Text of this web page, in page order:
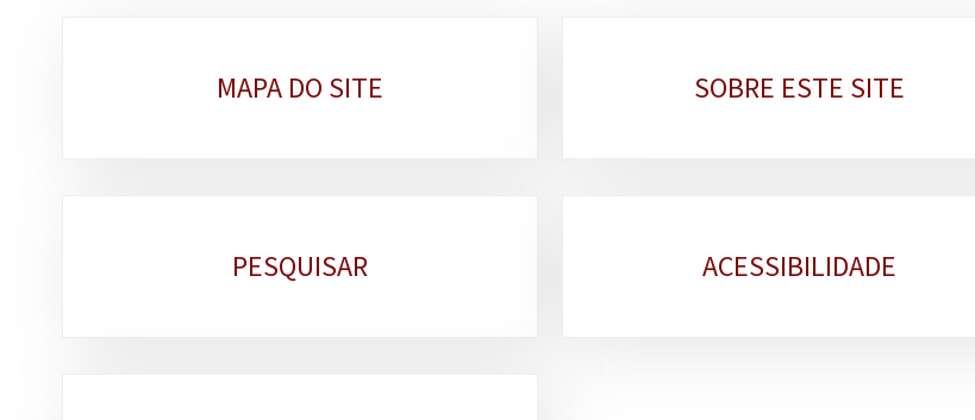
MAPA DO SITE SOBRE ESTE SITE
PESQUISAR ACESSIBILIDADE